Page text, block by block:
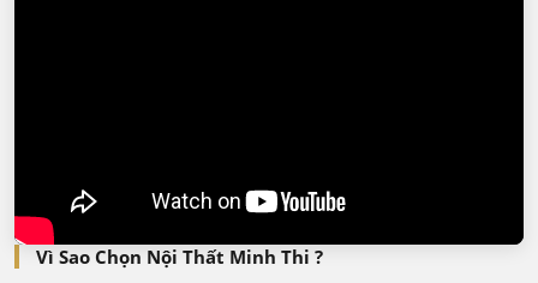
Vì Sao Chọn Nội Thất Minh Thi ?